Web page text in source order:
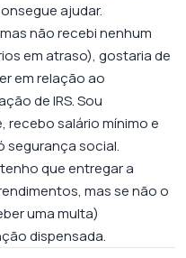
ajudar.
não recebi nenhum
em atraso), gostaria de
em relação ao
de IRS. Sou
salário mínimo e
segurança social.
que entregar a
mas se não o
uma multa)
dispensada.